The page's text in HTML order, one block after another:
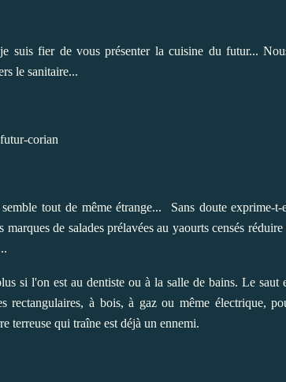
suis fier de vous présenter la cuisine du futur...
le sanitaire...
tout de même étrange... Sans doute exprime-
marques de salades prélavées au yaourts censés
si l'on est au dentiste ou à la salle de bains. Le saut
rectangulaires, à bois, à gaz ou même électrique,
terreuse qui traîne est déjà un ennemi.